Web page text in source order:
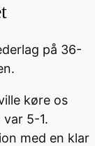
på 36-
køre os
5-1.
med en klar